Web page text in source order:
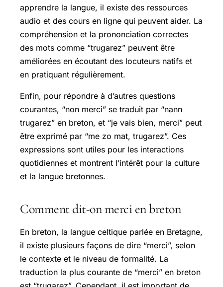
apprendre la langue, il existe des ressources
audio et des cours en ligne qui peuvent aider. La
compréhension et la prononciation correctes
des mots comme “trugarez” peuvent être
améliorées en écoutant des locuteurs natifs et
en pratiquant régulièrement.
Enfin, pour répondre à d’autres questions
courantes, “non merci” se traduit par “nann
trugarez” en breton, et “je vais bien, merci” peut
être exprimé par “me zo mat, trugarez”. Ces
expressions sont utiles pour les interactions
quotidiennes et montrent l’intérêt pour la culture
et la langue bretonnes.
Comment dit-on merci en breton
En breton, la langue celtique parlée en Bretagne,
il existe plusieurs façons de dire “merci”, selon
le contexte et le niveau de formalité. La
traduction la plus courante de “merci” en breton